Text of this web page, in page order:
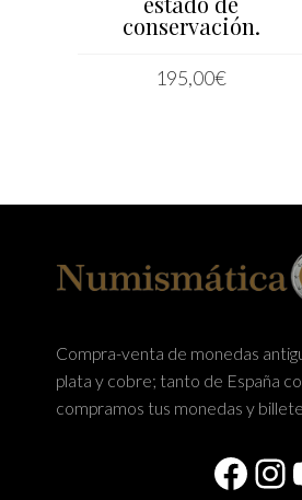
conservación.
195,00€
Compra-venta de monedas
plata y cobre; tanto de España
compramos tus monedas y